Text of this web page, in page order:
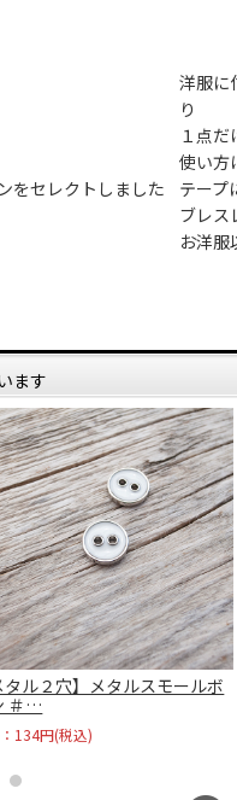
をセレクトしました
洋服に
り
１点
使い方
テープ
ブレス
お洋服
ます
タル２穴】メタルスモールボ
＃…
134円(税込)